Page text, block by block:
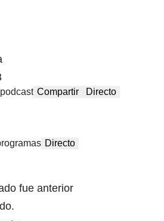
podcast Compartir Directo
Directo
fue anterior